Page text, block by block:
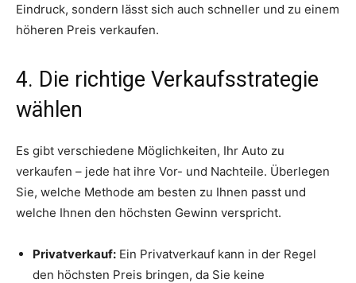
Eindruck, sondern lässt sich auch schneller und zu einem
höheren Preis verkaufen.
4. Die richtige Verkaufsstrategie
wählen
Es gibt verschiedene Möglichkeiten, Ihr Auto zu
verkaufen – jede hat ihre Vor- und Nachteile. Überlegen
Sie, welche Methode am besten zu Ihnen passt und
welche Ihnen den höchsten Gewinn verspricht.
Privatverkauf: Ein Privatverkauf kann in der Regel
den höchsten Preis bringen, da Sie keine